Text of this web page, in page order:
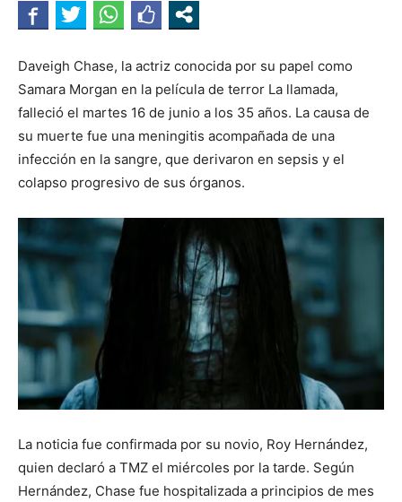
Daveigh Chase, la actriz conocida por su papel como
Samara Morgan en la película de terror La llamada,
falleció el martes 16 de junio a los 35 años. La causa de
su muerte fue una meningitis acompañada de una
infección en la sangre, que derivaron en sepsis y el
colapso progresivo de sus órganos.
La noticia fue confirmada por su novio, Roy Hernández,
quien declaró a TMZ el miércoles por la tarde. Según
Hernández, Chase fue hospitalizada a principios de mes